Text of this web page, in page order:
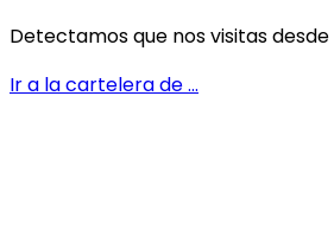
Detectamos que nos visitas desde
Ir a la cartelera de...